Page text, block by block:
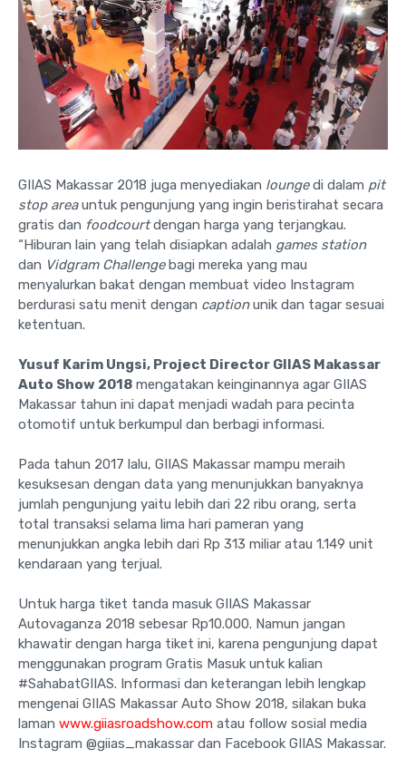
GIIAS Makassar 2018 juga menyediakan loungedi dalam pit
stop areauntuk pengunjung yang ingin beristirahat secara
gratis dan foodcourtdengan harga yang terjangkau.
“Hiburan lain yang telah disiapkan adalah games station
dan Vidgram Challengebagi mereka yang mau
menyalurkan bakat dengan membuat video Instagram
berdurasi satu menit dengan captionunik dan tagar sesuai
ketentuan.
Yusuf Karim Ungsi, Project Director GIIAS Makassar
Auto Show 2018 mengatakan keinginannya agar GIIAS
Makassar tahun ini dapat menjadi wadah para pecinta
otomotif untuk berkumpul dan berbagi informasi.
Pada tahun 2017 lalu, GIIAS Makassar mampu meraih
kesuksesan dengan data yang menunjukkan banyaknya
jumlah pengunjung yaitu lebih dari 22 ribu orang, serta
total transaksi selama lima hari pameran yang
menunjukkan angka lebih dari Rp 313 miliar atau 1.149 unit
kendaraan yang terjual.
Untuk harga tiket tanda masuk GIIAS Makassar
Autovaganza 2018 sebesar Rp10.000. Namun jangan
khawatir dengan harga tiket ini, karena pengunjung dapat
menggunakan program Gratis Masuk untuk kalian
#SahabatGIIAS. Informasi dan keterangan lebih lengkap
mengenai GIIAS Makassar Auto Show 2018, silakan buka
laman www.giiasroadshow.com atau follow sosial media
Instagram @giias_makassar dan Facebook GIIAS Makassar.